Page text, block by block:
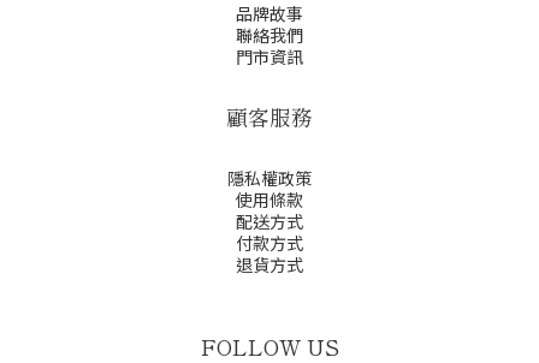
品牌故事
聯絡我們
門市資訊
顧客服務
隱私權政策
使用條款
配送方式
付款方式
退貨方式
FOLLOW US